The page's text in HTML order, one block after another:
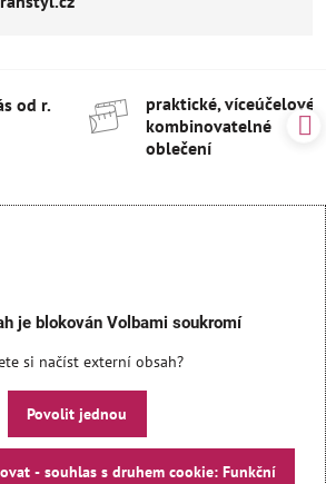
od r​.
praktické, víceúčelové
kombinovatelné
oblečení
je blokován Volbami soukromí
si načíst externí obsah?
Povolit jednou
- souhlas s druhem cookie: Funkční